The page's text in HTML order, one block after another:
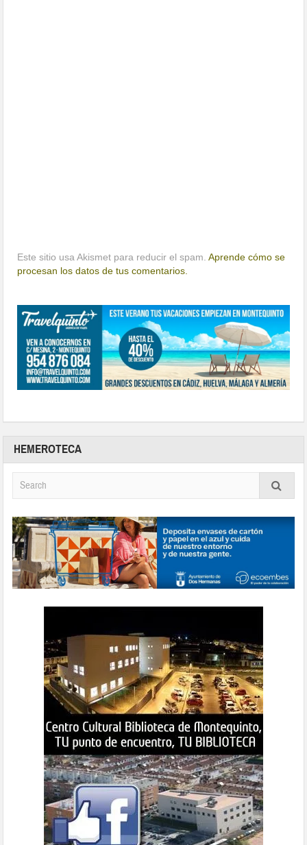
Este sitio usa Akismet para reducir el spam.Aprende cómo se
procesan los datos de tus comentarios.
HEMEROTECA